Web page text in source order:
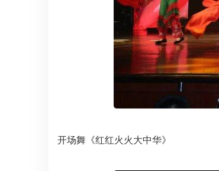
开场舞《红红火火大中华》